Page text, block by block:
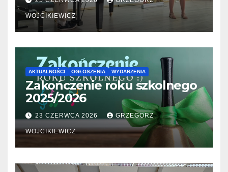
WOJCIKIEWICZ
AKTUALNOŚCI OGŁOSZENIA WYDARZENIA
Zakończenie roku szkolnego
2025/2026
23 CZERWCA 2026 GRZEGORZ
WOJCIKIEWICZ